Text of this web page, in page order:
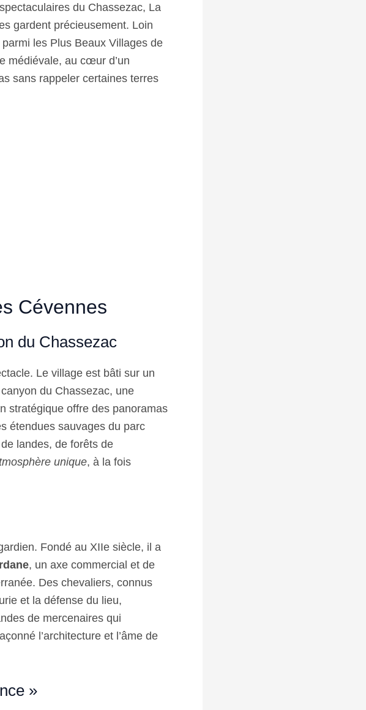
du Chassezac, La
gardent précieusement. Loin
les Plus Beaux Villages de
médiévale, au cœur d’un
sans rappeler certaines terres
Cévennes
du Chassezac
Le village est bâti sur un
du Chassezac, une
stratégique offre des panoramas
étendues sauvages du parc
landes, de forêts de
unique, à la fois
Fondé au XIIe siècle, il a
, un axe commercial et de
Des chevaliers, connus
et la défense du lieu,
de mercenaires qui
l’architecture et l’âme de
»